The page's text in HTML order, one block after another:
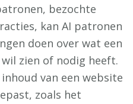
bezochte
kan AI patronen
doen over wat een
zien of nodig heeft.
van een website
zoals het